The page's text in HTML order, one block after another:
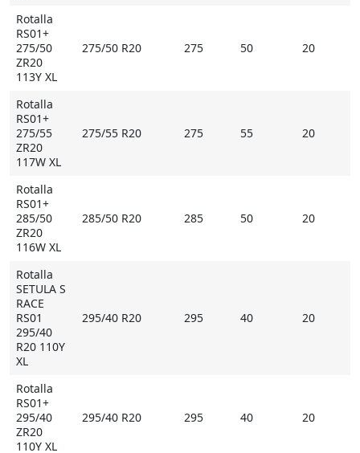
Rotalla
RS01+
275/50
ZR20
113Y XL
275/50 R20 275 50 20
Rotalla
RS01+
275/55
ZR20
117W XL
275/55 R20 275 55 20
Rotalla
RS01+
285/50
ZR20
116W XL
285/50 R20 285 50 20
Rotalla
SETULA S
RACE
RS01
295/40
R20 110Y
XL
295/40 R20 295 40 20
Rotalla
RS01+
295/40
ZR20
110Y XL
295/40 R20 295 40 20